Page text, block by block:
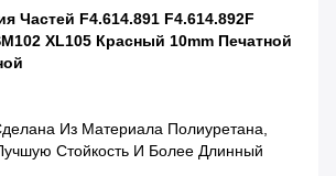
Частей F4.614.891 F4.614.892F
XL105 Красный 10mm Печатной
Из Материала Полиуретана,
Стойкость И Более Длинный